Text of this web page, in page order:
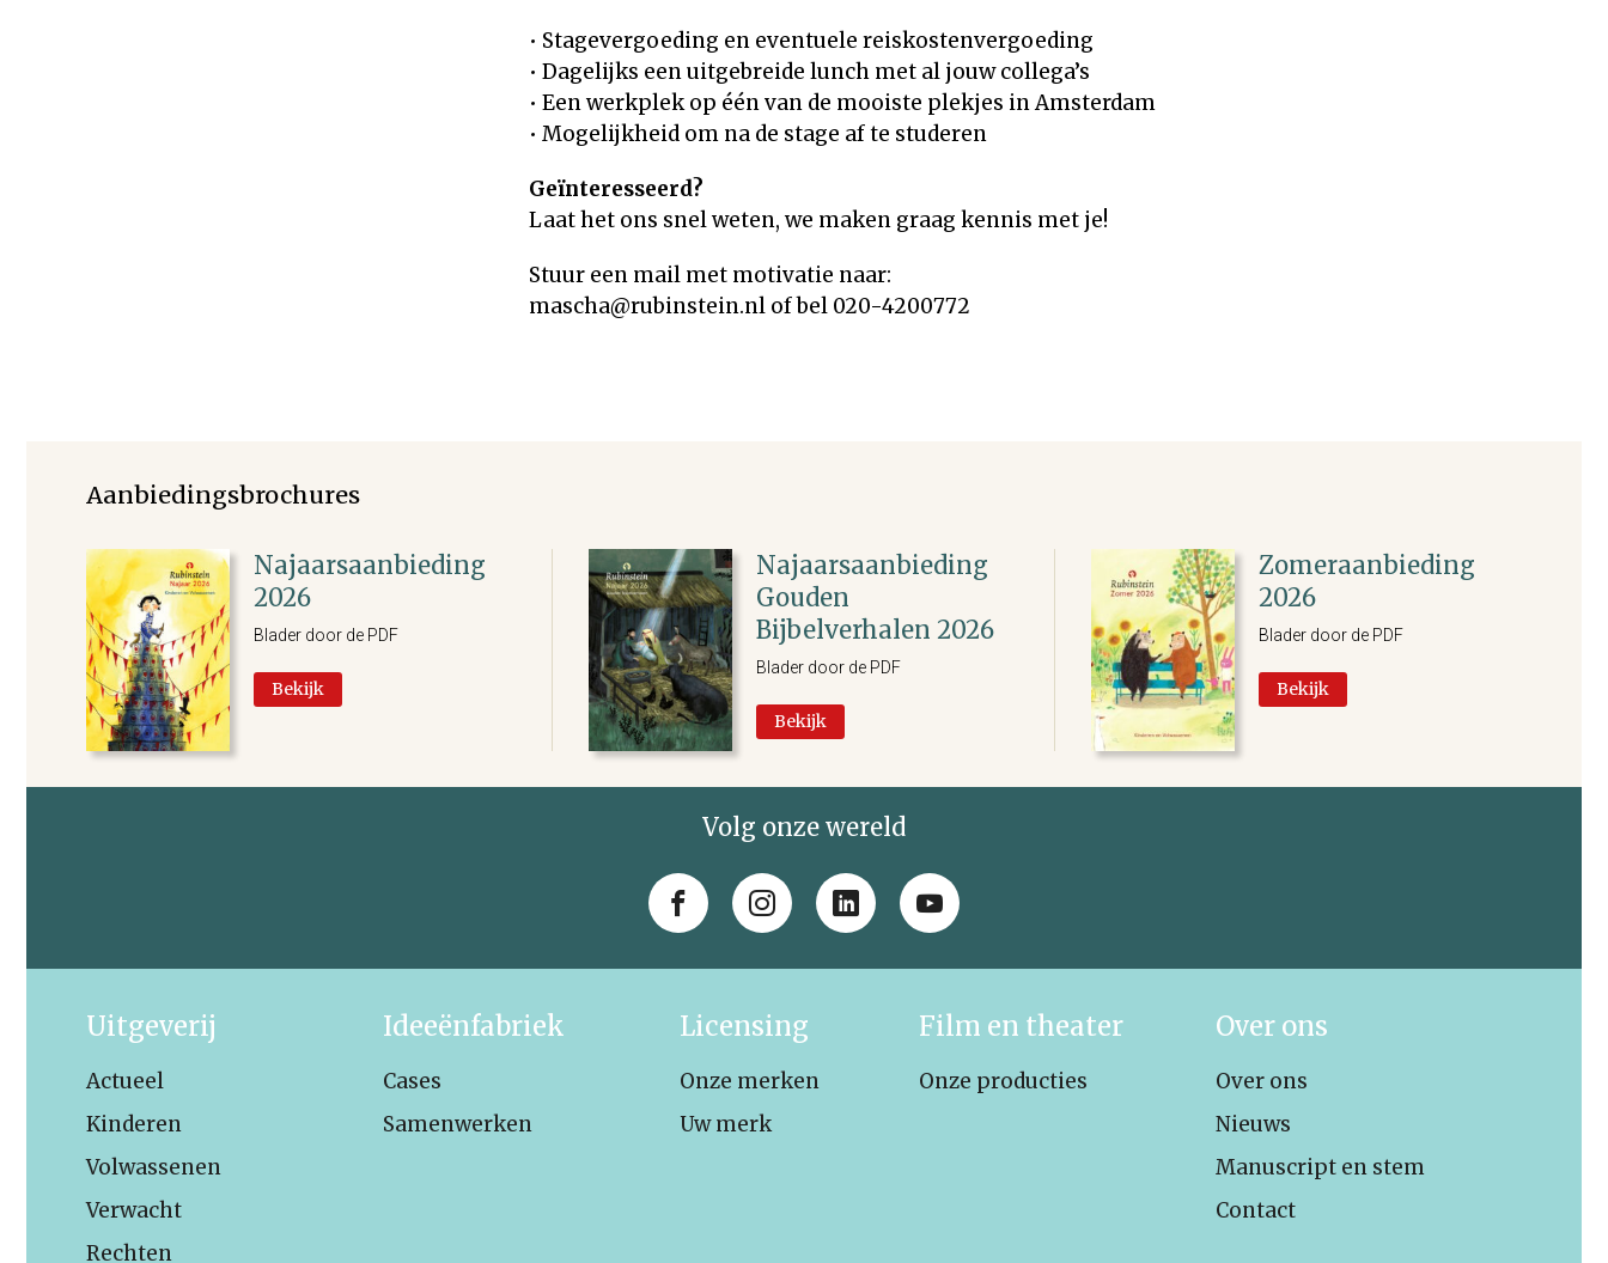
• Stagevergoeding en eventuele reiskostenvergoeding
• Dagelijks een uitgebreide lunch met al jouw collega’s
• Een werkplek op één van de mooiste plekjes in Amsterdam
• Mogelijkheid om na de stage af te studeren
Geïnteresseerd?
Laat het ons snel weten, we maken graag kennis met je!
Stuur een mail met motivatie naar:
mascha@rubinstein.nl of bel 020-4200772
Aanbiedingsbrochures
Najaarsaanbieding
2026
Blader door de PDF
Bekijk
Najaarsaanbieding
Gouden
Bijbelverhalen 2026
Blader door de PDF
Bekijk
Zomeraanbieding
2026
Blader door de PDF
Bekijk
Volg onze wereld
Uitgeverij
Actueel
Kinderen
Volwassenen
Verwacht
Rechten
Ideeënfabriek
Cases
Samenwerken
Licensing
Onze merken
Uw merk
Film en theater
Onze producties
Over ons
Over ons
Nieuws
Manuscript en stem
Contact